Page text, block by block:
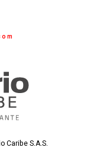
Caribe S.A.S.